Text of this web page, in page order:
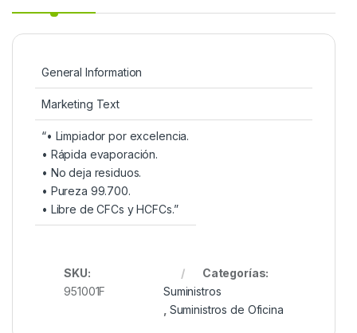
General Information
Marketing Text
“• Limpiador por excelencia.
• Rápida evaporación.
• No deja residuos.
• Pureza 99.700.
• Libre de CFCs y HCFCs.”
SKU:
951001F
Categorías:
Suministros
Suministros de Oficina